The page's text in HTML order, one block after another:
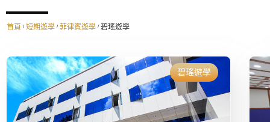
首頁 / 短期遊學 / 菲律賓遊學 / 碧瑤遊學
碧瑤遊學